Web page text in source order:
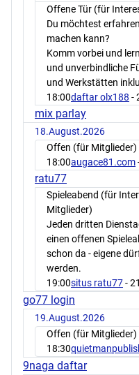
Offene Tür (für
Du möchtest
machen kann?
Komm vorbei und
und unverbindliche
und Werkstätten
18:00daftar olx188 -
mix parlay
18.August.2026
Offen (für Mitglieder)
18:00augace81.com
ratu77
Spieleabend (für
Mitglieder)
Jeden dritten
einen offenen
schon da - eigene
werden.
19:00situs ratu77-
go77 login
19.August.2026
Offen (für Mitglieder)
18:30
9naga daftar